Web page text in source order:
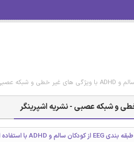
طبقه بندی EEG از کودکان سالم و ADHD با استفاده از ویژگی های غیر خطی و شبکه عصبی